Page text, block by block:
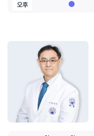
오후